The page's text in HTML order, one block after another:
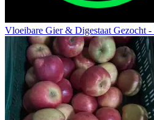
Vloeibare Gier & Digestaat Gezocht -